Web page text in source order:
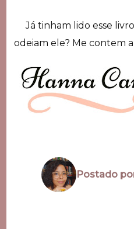
Já tinham lido esse
odeiam ele? Me contem
Postado